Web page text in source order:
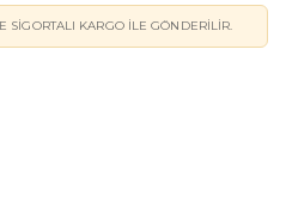
SIGORTALI KARGO ILE GÖNDERILIR.